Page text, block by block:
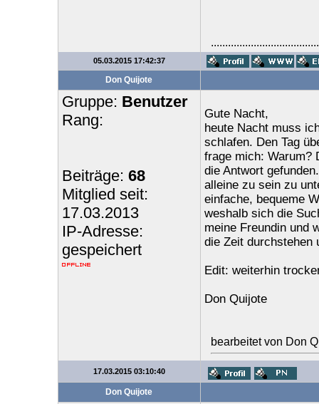
05.03.2015 17:42:37
Don Quijote
Gruppe: Benutzer
Rang:
Beiträge: 68
Mitglied seit:
17.03.2013
IP-Adresse:
gespeichert
Gute Nacht,
heute Nacht muss
schlafen. Den Tag
frage mich: Warum?
die Antwort
alleine zu sein zu
einfache, bequeme
weshalb sich die
meine Freundin und
die Zeit durchstehen
Edit: weiterhin
Don Quijote
bearbeitet von Don
17.03.2015 03:10:40
Don Quijote